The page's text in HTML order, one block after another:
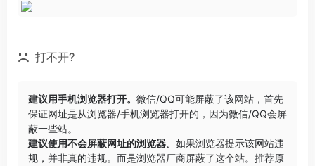
打不开?
建议用手机浏览器打开。 微信/QQ可能屏蔽了该网站，首先
保证网址是从浏览器/手机浏览器打开的，因为微信/QQ会屏
蔽一些站。
建议使用不会屏蔽网址的浏览器。 如果浏览器提示该网站违
规，并非真的违规。而是浏览器厂商屏蔽了这个站。推荐原